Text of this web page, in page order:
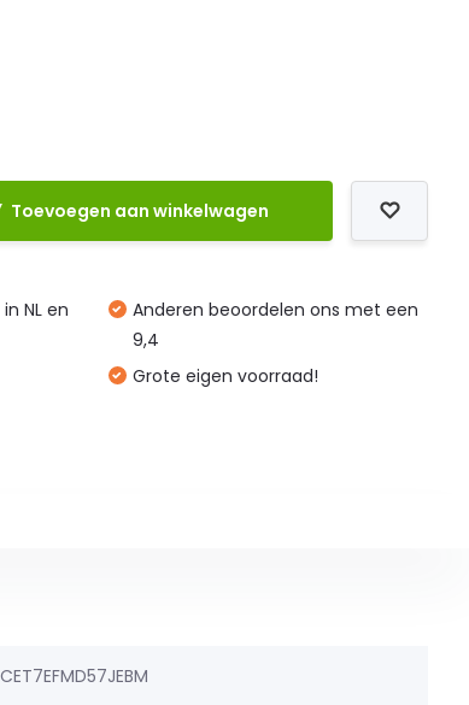
Toevoegen aan winkelwagen
NL en
Anderen beoordelen ons met een
9,4
Grote eigen voorraad!
CET7EFMD57JEBM